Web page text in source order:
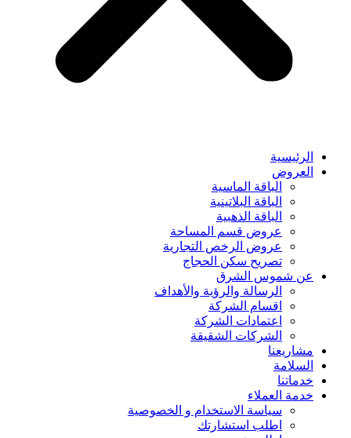
الرئيسية
العروض
الباقة الماسية
الباقة البلاتينية
الباقة الذهبية
عروض قسم المساحة
عروض الرخص التجارية
تصريح سكن الحجاج
عن شموس الشرق
الرسالة والرؤية والأهداف
اقسام الشركة
اعتمادات الشركة
الشركات الشقيقة
مشاريعنا
السلامة
خدماتنا
خدمة العملاء
سياسة الاستخدام و الخصوصية
اطلب استشارتك